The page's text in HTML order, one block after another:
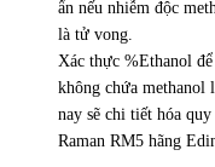
ẩn nếu nhiễm độc
là tử vong.
Xác thực %Ethanol
không chứa methanol
nay sẽ chi tiết hóa
Raman RM5 hãng